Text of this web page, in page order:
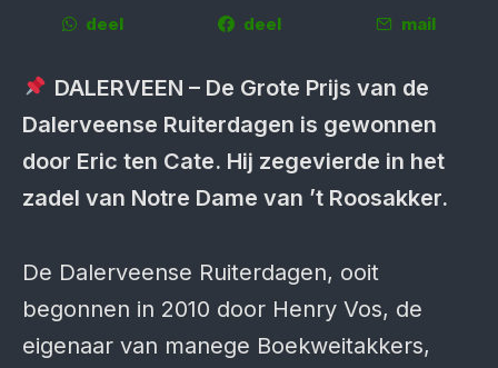
deel deel mail
DALERVEEN – De Grote Prijs van de
Daler­veense Ruiter­dagen is gewonnen
door Eric ten Cate. Hij zege­vierde in het
zadel van Notre Dame van ’t Roosakker.
De Dalerveense Ruiter­dagen, ooit
begonnen in 2010 door Henry Vos, de
eige­naar van manege Boek­weit­akkers,